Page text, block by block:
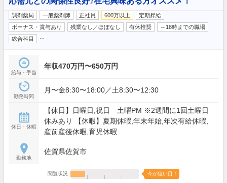
調剤薬局 一般薬剤師 正社員 600万以上
定期昇給
ボーナス・賞与あり
残業なし／ほぼなし 有休推奨
～18時までの職場
総合科目
給与・手当
年収470万円〜650万円
勤務時間
月〜金8:30〜18:00／土8:30〜12:30
休日・休暇
【休日】日曜日,祝日 土曜PM ※2週間に1回土曜日
休みあり 【休暇】夏期休暇,年末年始,年次有給休暇,
産前産後休暇,育児休暇
勤務地
佐賀県佐賀市
閲覧状況 今が狙い目！